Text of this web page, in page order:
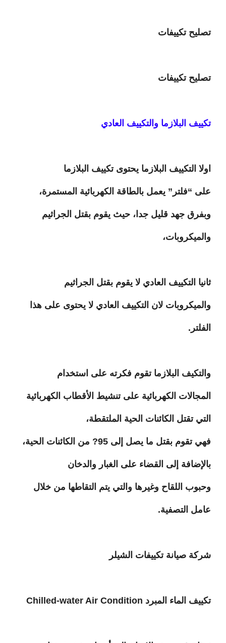
تصليح تكييفات
تصليح تكييفات
تكييف البلازما والتكييف العادي
اولا التكييف البلازما يحتوى تكييف البلازما
على “فلتر” يعمل بالطاقة الكهربائية المستمرة،
وبفرق جهد قليل جدا، حيث يقوم بقتل الجراثيم
والميكروبات،
ثانيا التكييف العادي لا يقوم بقتل الجراثيم
والميكروبات لان التكييف العادي لا يحتوى على هذا
الفلتر.
والتكيف البلازما تقوم فكرته على استخدام
المجالات الكهربائية على تنشيط الأقطاب الكهربائية
التي تقتل الكائنات الحية الملتقطة،
فهي تقوم بقتل ما يصل إلى 95? من الكائنات الحية،
بالإضافة إلى القضاء على الغبار والدخان
وحبوب اللقاح وغيرها والتي يتم التقاطها من خلال
عامل التصفية.
شركة صيانة تكييفات الشيلر
تكييف الماء المبرد Chilled-water Air Condition